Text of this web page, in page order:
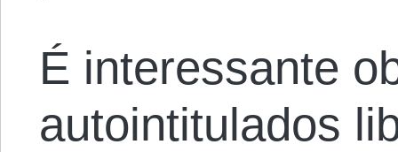
É interessante
autointitulados